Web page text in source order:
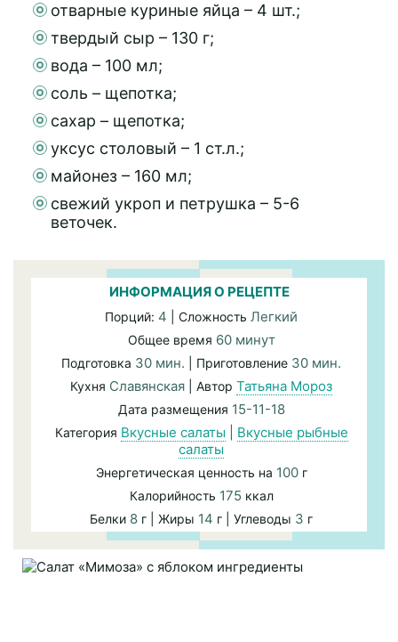
отварные куриные яйца – 4 шт.;
твердый сыр – 130 г;
вода – 100 мл;
соль – щепотка;
сахар – щепотка;
уксус столовый – 1 ст.л.;
майонез – 160 мл;
свежий укроп и петрушка – 5-6
веточек.
ИНФОРМАЦИЯ О РЕЦЕПТЕ
Порций: 4 | Сложность Легкий
Общее время 60 минут
Подготовка 30 мин. | Приготовление 30 мин.
Кухня Славянская | Автор Татьяна Мороз
Дата размещения 15-11-18
Категория Вкусные салаты
Вкусные рыбные
салаты
Энергетическая ценность на 100г
Калорийность 175 ккал
Белки 8 г | Жиры 14 г | Углеводы 3 г